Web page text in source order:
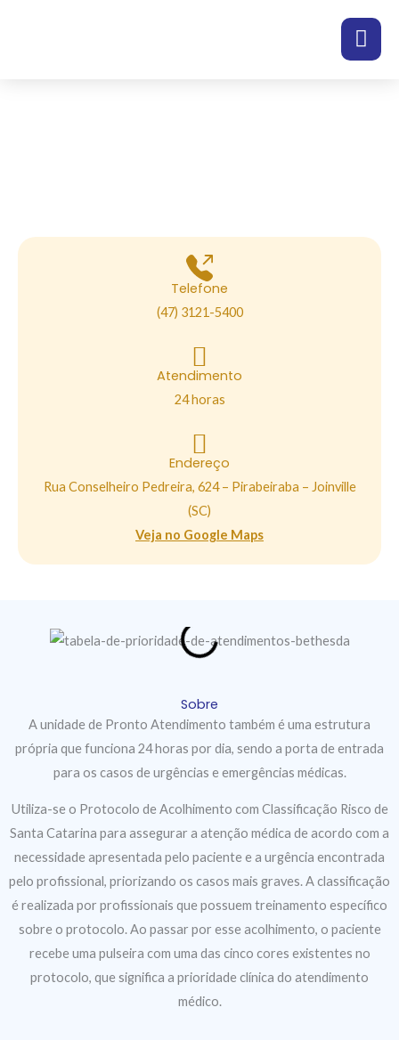
Telefone
(47) 3121-5400
Atendimento
24 horas
Endereço
Rua Conselheiro Pedreira, 624 – Pirabeiraba – Joinville
(SC)
Veja no Google Maps
Sobre
A unidade de Pronto Atendimento também é uma estrutura
própria que funciona 24 horas por dia, sendo a porta de entrada
para os casos de urgências e emergências médicas.
Utiliza-se o Protocolo de Acolhimento com Classificação Risco de
Santa Catarina para assegurar a atenção médica de acordo com a
necessidade apresentada pelo paciente e a urgência encontrada
pelo profissional, priorizando os casos mais graves. A classificação
é realizada por profissionais que possuem treinamento específico
sobre o protocolo. Ao passar por esse acolhimento, o paciente
recebe uma pulseira com uma das cinco cores existentes no
protocolo, que significa a prioridade clínica do atendimento
médico.